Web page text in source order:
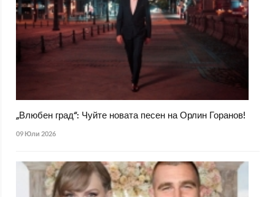
„Влюбен град“: Чуйте новата песен на Орлин Горанов!
09 Юли 2026